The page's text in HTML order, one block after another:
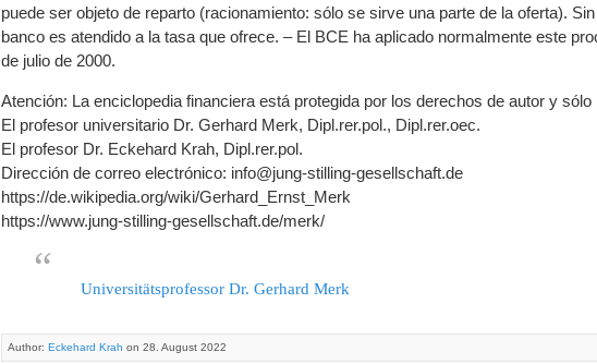
puede ser objeto de reparto (racionamiento: sólo se sirve una parte de la oferta).
banco es atendido a la tasa que ofrece. – El BCE ha aplicado normalmente este
de julio de 2000.
Atención: La enciclopedia financiera está protegida por los derechos de autor y
El profesor universitario Dr. Gerhard Merk, Dipl.rer.pol., Dipl.rer.oec.
El profesor Dr. Eckehard Krah, Dipl.rer.pol.
Dirección de correo electrónico: info@jung-stilling-gesellschaft.de
https://de.wikipedia.org/wiki/Gerhard_Ernst_Merk
https://www.jung-stilling-gesellschaft.de/merk/
Universitätsprofessor Dr. Gerhard Merk
Author: Eckehard Krah on 28. August 2022